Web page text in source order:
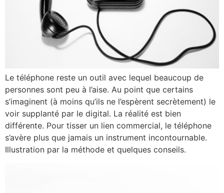
Le téléphone reste un outil avec lequel beaucoup de
personnes sont peu à l’aise. Au point que certains
s’imaginent (à moins qu’ils ne l’espèrent secrètement) le
voir supplanté par le digital. La réalité est bien
différente. Pour tisser un lien commercial, le téléphone
s’avère plus que jamais un instrument incontournable.
Illustration par la méthode et quelques conseils.